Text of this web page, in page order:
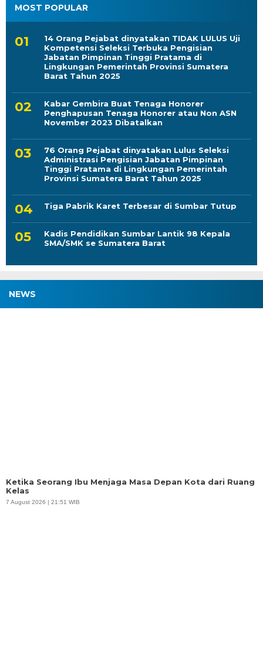
MOST POPULAR
14 Orang Pejabat dinyatakan TIDAK LULUS Uji
Kompetensi Seleksi Terbuka Pengisian
Jabatan Pimpinan Tinggi Pratama di
Lingkungan Pemerintah Provinsi Sumatera
Barat Tahun 2025
Kabar Gembira Buat Tenaga Honorer
Penghapusan Tenaga Honorer atau Non ASN
November 2023 Dibatalkan
76 Orang Pejabat dinyatakan Lulus Seleksi
Administrasi Pengisian Jabatan Pimpinan
Tinggi Pratama di Lingkungan Pemerintah
Provinsi Sumatera Barat Tahun 2025
Tiga Pabrik Karet Terbesar di Sumbar Tutup
Kadis Pendidikan Sumbar Lantik 98 Kepala
SMA/SMK se Sumatera Barat
NEWS
Ketika Seorang Ibu Menjaga Masa Depan Kota dari Ruang
Kelas
7 August 2026 | 21:51 WIB